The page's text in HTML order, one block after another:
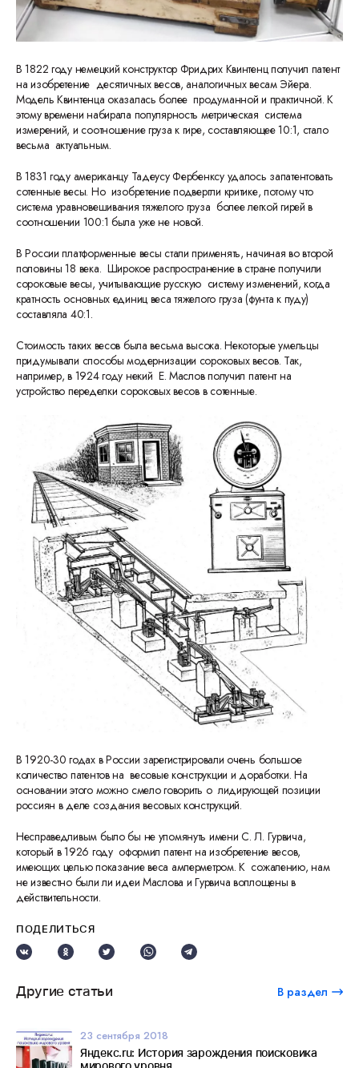
В 1822 году немецкий конструктор Фридрих Квинтенц получил патент
на изобретение десятичных весов, аналогичных весам Эйера.
Модель Квинтенца оказалась более продуманной и практичной. К
этому времени набирала популярность метрическая система
измерений, и соотношение груза к гире, составляющее 10:1, стало
весьма актуальным.
В 1831 году американцу Тадеусу Фербенксу удалось запатентовать
сотенные весы. Но изобретение подвергли критике, потому что
система уравновешивания тяжелого груза более легкой гирей в
соотношении 100:1 была уже не новой.
В России платформенные весы стали применять, начиная во второй
половины 18 века. Широкое распространение в стране получили
сороковые весы, учитывающие русскую систему изменений, когда
кратность основных единиц веса тяжелого груза (фунта к пуду)
составляла 40:1.
Стоимость таких весов была весьма высока. Некоторые умельцы
придумывали способы модернизации сороковых весов. Так,
например, в 1924 году некий Е. Маслов получил патент на
устройство переделки сороковых весов в сотенные.
В 1920-30 годах в России зарегистрировали очень большое
количество патентов на весовые конструкции и доработки. На
основании этого можно смело говорить о лидирующей позиции
россиян в деле создания весовых конструкций.
Несправедливым было бы не упомянуть имени С. Л. Гурвича,
который в 1926 году оформил патент на изобретение весов,
имеющих целью показание веса амперметром. К сожалению, нам
не известно были ли идеи Маслова и Гурвича воплощены в
действительности.
ПОДЕЛИТЬСЯ
Другие статьи В раздел
23 сентября 2018
Яндекс.ru: История зарождения поисковика